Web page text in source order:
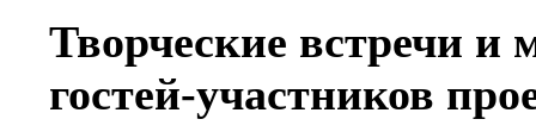
Творческие встречи и
гостей-участников